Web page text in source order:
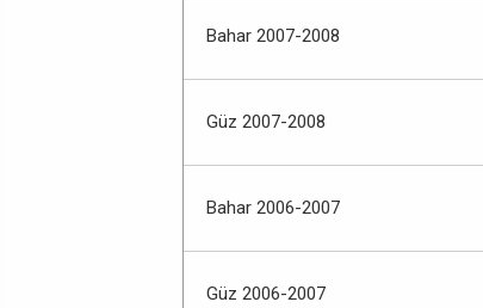
Bahar 2007-2008
Güz 2007-2008
Bahar 2006-2007
Güz 2006-2007